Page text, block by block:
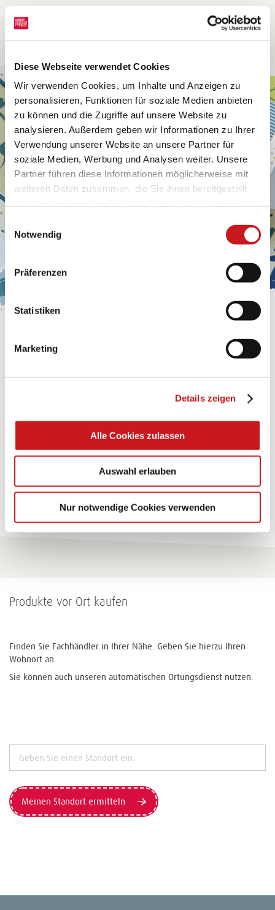
Diese Webseite verwendet Cookies
Wir verwenden Cookies, um Inhalte und Anzeigen zu
personalisieren, Funktionen für soziale Medien anbieten
zu können und die Zugriffe auf unsere Website zu
analysieren. Außerdem geben wir Informationen zu Ihrer
Verwendung unserer Website an unsere Partner für
soziale Medien, Werbung und Analysen weiter. Unsere
Partner führen diese Informationen möglicherweise mit
weiteren Daten zusammen, die Sie ihnen bereitgestellt
Datenschutzhinweisen
mehr darüber, wer wir sind, wie
personenbezogene Daten verarbeiten. Hier geht’s zum
Impressum.
Notwendig
Präferenzen
Statistiken
Marketing
Details zeigen
Alle Cookies zulassen
Auswahl erlauben
Nur notwendige Cookies verwenden
Eine Überraschung der besonderten Art und
Zum Tipp
Zu allen Tipps
Produkte vor Ort kaufen
Finden Sie Fachhändler in Ihrer Nähe. Geben Sie hierzu Ihren
Wohnort an.
Sie können auch unseren automatischen Ortungsdienst nutzen.
Meinen Standort ermitteln